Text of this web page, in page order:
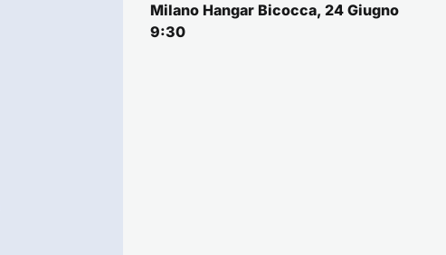
Milano Hangar Bicocca, 24 Giugno
9:30